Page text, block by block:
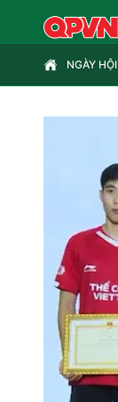
NGÀY